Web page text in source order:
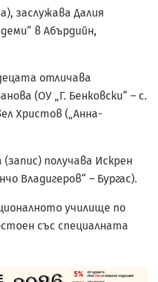
заслужава Далия
в Абърдийн,
отличава
(ОУ „Г. Бенковски“ – с.
Христов („Анна-
получава Искрен
Владигеров“ – Бургас).
училище по
със специалната